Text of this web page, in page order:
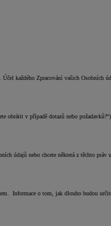
každého Zpracování vašich Osobních
obrátit v případě dotazů nebo
údajů nebo chcete některá z těchto
Informace o tom, jak dlouho budou